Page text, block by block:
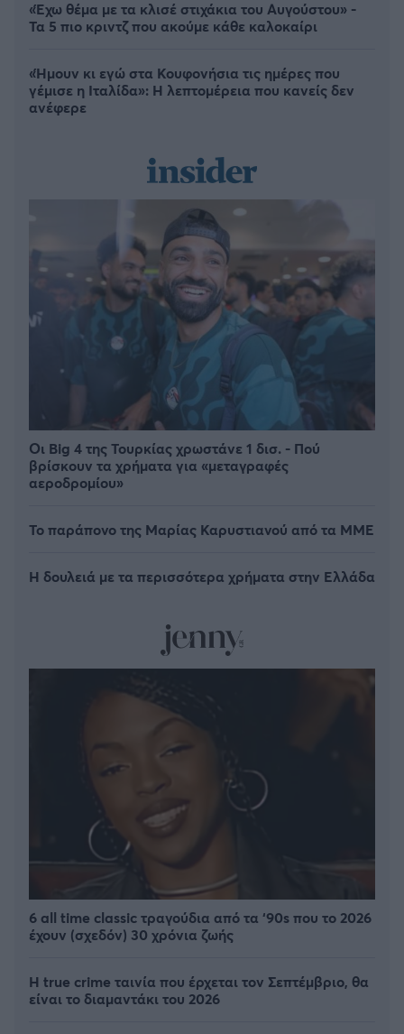
«Έχω θέμα με τα κλισέ στιχάκια του Αυγούστου» -
Τα 5 πιο κριντζ που ακούμε κάθε καλοκαίρι
«Ήμουν κι εγώ στα Κουφονήσια τις ημέρες που
γέμισε η Ιταλίδα»: Η λεπτομέρεια που κανείς δεν
ανέφερε
Οι Big 4 της Τουρκίας χρωστάνε 1 δισ. - Πού
βρίσκουν τα χρήματα για «μεταγραφές
αεροδρομίου»
Το παράπονο της Μαρίας Καρυστιανού από τα ΜΜΕ
Η δουλειά με τα περισσότερα χρήματα στην Ελλάδα
6 all time classic τραγούδια από τα ‘90s που το 2026
έχουν (σχεδόν) 30 χρόνια ζωής
Η true crime ταινία που έρχεται τον Σεπτέμβριο, θα
είναι το διαμαντάκι του 2026